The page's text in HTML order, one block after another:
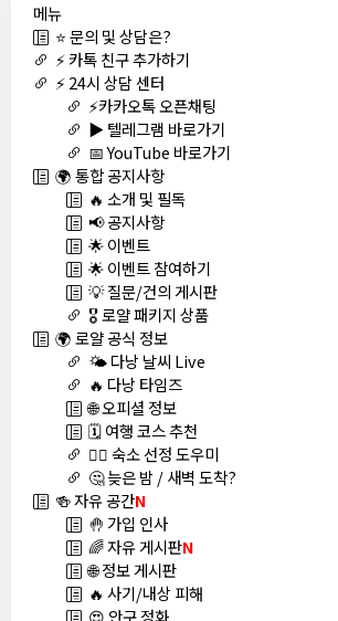
메뉴
⭐ 문의 및 상담은?
⚡ 카톡 친구 추가하기
⚡ 24시 상담 센터
⚡카카오톡 오픈채팅
▶️ 텔레그램 바로가기
📅 YouTube 바로가기
🌍 통합 공지사항
🔥 소개 및 필독
📢 공지사항
🌟 이벤트
🌟 이벤트 참여하기
💡 질문/건의 게시판
🎖️ 로얄 패키지 상품
🌍 로얄 공식 정보
🌤️ 다낭 날씨 Live
🔥 다낭 타임즈
🌐 오피셜 정보
🗓️ 여행 코스 추천
🏊‍♀️ 숙소 선정 도우미
🤔 늦은 밤 / 새벽 도착?
🍻 자유 공간N
🤚 가입 인사
🌈 자유 게시판N
🌐 정보 게시판
🔥 사기/내상 피해
😍 안구 정화